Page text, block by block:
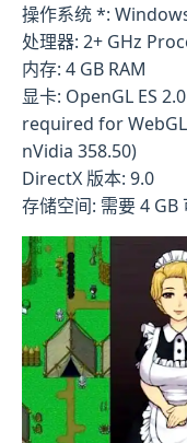
操作系统 *:
处理器: 2+ GHz
内存: 4 GB RAM
显卡: OpenGL ES
required for
nVidia 358.50)
DirectX 版本: 9.0
存储空间: 需要 4 GB